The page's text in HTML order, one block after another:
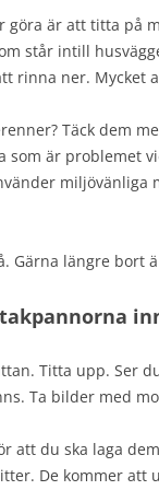
göra är att titta på
står intill
rinna ner. Mycket
Täck dem
som är problemet
miljövänliga
Gärna längre bort
Titta upp. Ser
Ta bilder med
att du ska laga
De kommer att